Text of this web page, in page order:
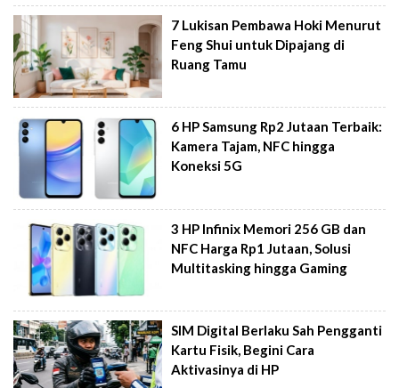
7 Lukisan Pembawa Hoki Menurut
Feng Shui untuk Dipajang di
Ruang Tamu
6 HP Samsung Rp2 Jutaan Terbaik:
Kamera Tajam, NFC hingga
Koneksi 5G
3 HP Infinix Memori 256 GB dan
NFC Harga Rp1 Jutaan, Solusi
Multitasking hingga Gaming
SIM Digital Berlaku Sah Pengganti
Kartu Fisik, Begini Cara
Aktivasinya di HP